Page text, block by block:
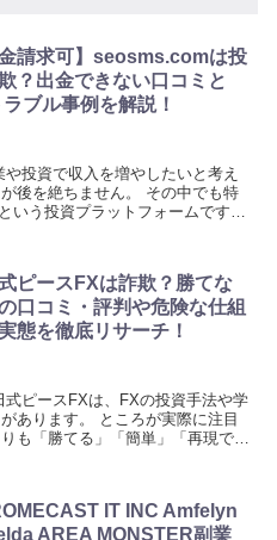
金請求可】seosms.comは投
？出金できない口コミと
ラブル事例を解説！
投資で収入を増やしたいと考え
後を絶ちません。 その中でも特
いう投資プラットフォームです。
ピースFXは詐欺？勝てな
口コミ・評判や危険な仕組
態を徹底リサーチ！
ピースFXは、FXの投資手法や学
あります。 ところが実際に注目
も「勝てる」「簡単」「再現でき
IT INC Amfelyn
AREA MONSTER副業